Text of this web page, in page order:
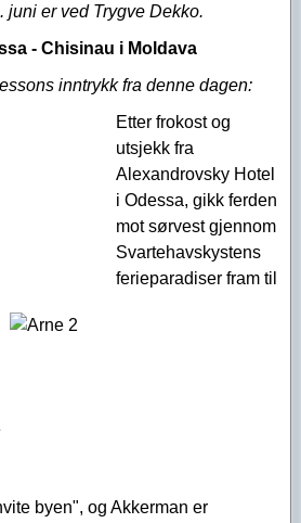
juni er ved Trygve Dekko.
- Chisinau i Moldava
inntrykk fra denne dagen:
Etter frokost og
utsjekk fra
Alexandrovsky Hotel
i Odessa, gikk ferden
mot sørvest gjennom
Svartehavskystens
ferieparadiser fram til
byen", og Akkerman er